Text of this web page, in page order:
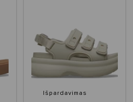
Išpardavimas